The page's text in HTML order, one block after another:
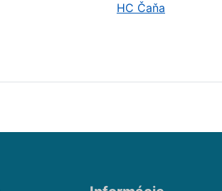
HC Čaňa